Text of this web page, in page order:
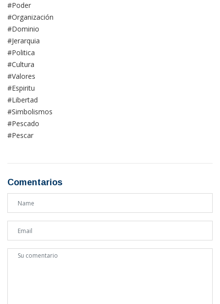
#Poder
#Organización
#Dominio
#Jerarquia
#Politica
#Cultura
#Valores
#Espiritu
#Libertad
#Simbolismos
#Pescado
#Pescar
Comentarios